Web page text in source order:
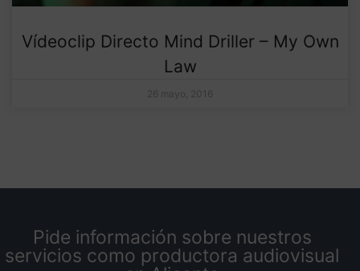
Vídeoclip Directo Mind Driller – My Own
Law
26 mayo, 2016
Pide información sobre nuestros
servicios como productora audiovisual